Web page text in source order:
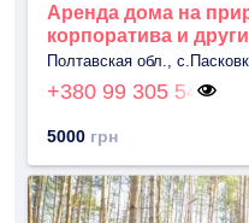
Аренда дома на
корпоратива и
Полтавская обл.,
+380 99 305 54
5000 грн